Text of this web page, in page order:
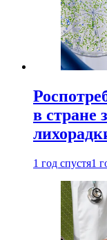
в стране
1 год спустя1